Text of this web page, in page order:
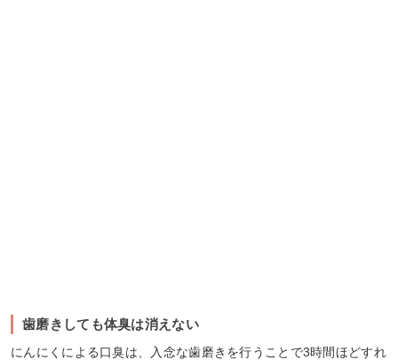
歯磨きしても体臭は消えない
にんにくによる口臭は、入念な歯磨きを行うことで3時間ほどすれ